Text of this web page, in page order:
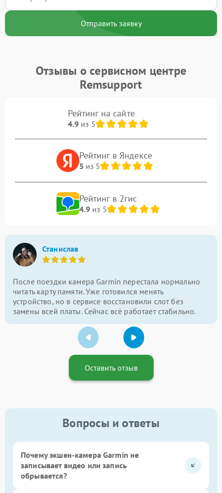
Отправить заявку
Отзывы о сервисном центре
Remsupport
Рейтинг на сайте
4.9из 5
Рейтинг в Яндексе
5 из 5
Рейтинг в 2гис
4.9из 5
Станислав
После поездки камера Garmin перестала нормально
читать карту памяти. Уже готовился менять
устройство, но в сервисе восстановили слот без
замены всей платы. Сейчас всё работает стабильно.
Оставить отзыв
Вопросы и ответы
Почему экшен-камера Garmin не
записывает видео или запись
обрывается?